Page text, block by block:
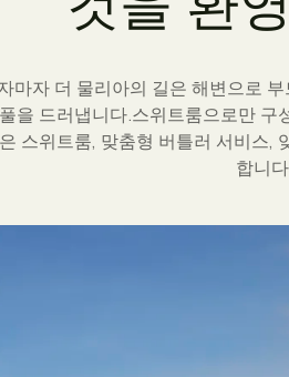
마자 더 물리아의 길은 해변으로
을 드러냅니다.스위트룸으로만 구
스위트룸, 맞춤형 버틀러 서비스,
합니